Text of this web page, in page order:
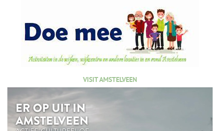
VISIT AMSTELVEEN